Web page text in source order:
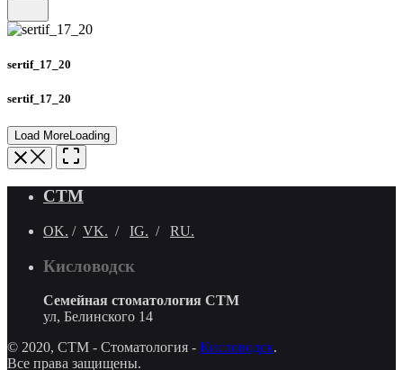
sertif_17_20
sertif_17_20
Load MoreLoading
СТМ
OK. / VK. / IG. / RU.
Кисловодск
Семейная стоматология СТМ
ул, Белинского 14
© 2020, СТМ - Стоматология - Кисловодск.
Все права защищены.